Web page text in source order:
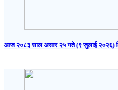
आज २०८३ साल असार २५ गते (९ जुलाई २०२६)